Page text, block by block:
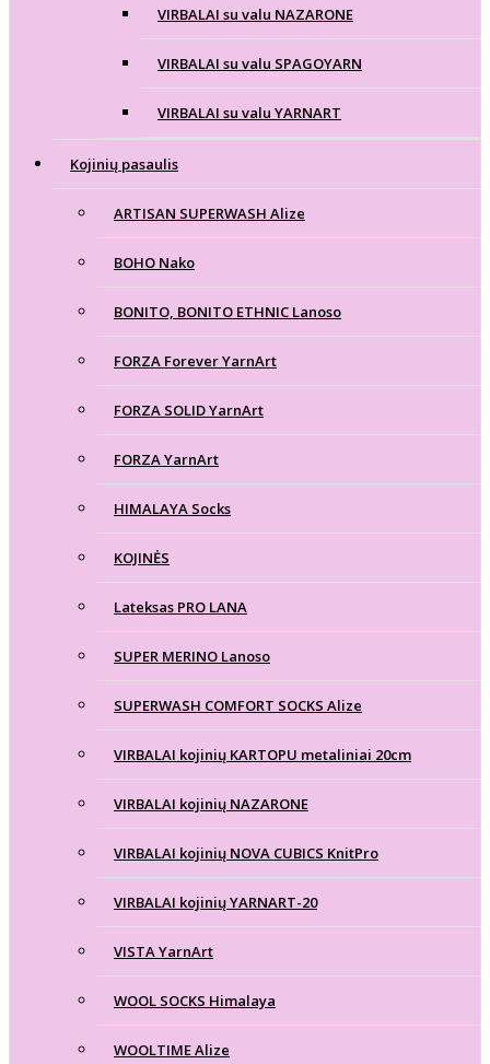
VIRBALAI su valu NAZARONE
VIRBALAI su valu SPAGOYARN
VIRBALAI su valu YARNART
Kojinių pasaulis
ARTISAN SUPERWASH Alize
BOHO Nako
BONITO, BONITO ETHNIC Lanoso
FORZA Forever YarnArt
FORZA SOLID YarnArt
FORZA YarnArt
HIMALAYA Socks
KOJINĖS
Lateksas PRO LANA
SUPER MERINO Lanoso
SUPERWASH COMFORT SOCKS Alize
VIRBALAI kojinių KARTOPU metaliniai 20cm
VIRBALAI kojinių NAZARONE
VIRBALAI kojinių NOVA CUBICS KnitPro
VIRBALAI kojinių YARNART-20
VISTA YarnArt
WOOL SOCKS Himalaya
WOOLTIME Alize